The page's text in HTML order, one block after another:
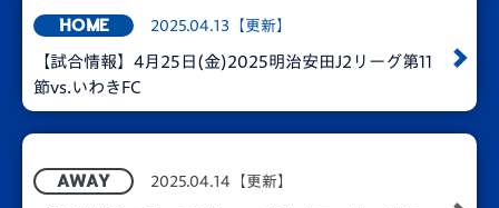
2025.04.13【更新】
HOME
【試合情報】4月25日(金)2025明治安田J2リーグ第11
節vs.いわきFC
2025.04.14【更新】
AWAY